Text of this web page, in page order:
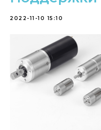
2022-11-10 15:10